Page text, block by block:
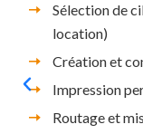
Sélection de
location)
Création et
Impression
Routage et